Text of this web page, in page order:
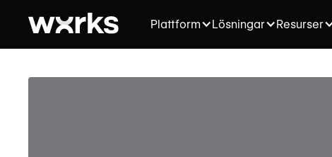
Plattform Lösningar Resurser